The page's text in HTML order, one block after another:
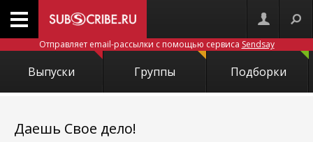
Отправляет email-рассылки с помощью сервиса Sendsay
Выпуски Группы Подборки
Даешь Свое дело!